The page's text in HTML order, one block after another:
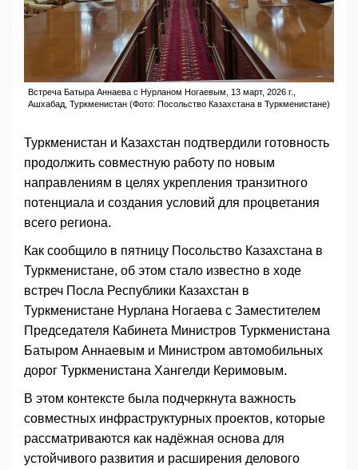
Встреча Батыра Аннаева с Нурланом Ногаевым, 13 март, 2026 г.,
Ашхабад, Туркменистан (Фото: Посольство Казахстана в Туркменистане)
Туркменистан и Казахстан подтвердили готовность
продолжить совместную работу по новым
направлениям в целях укрепления транзитного
потенциала и создания условий для процветания
всего региона.
Как сообщило в пятницу Посольство Казахстана в
Туркменистане, об этом стало известно в ходе
встреч Посла Республики Казахстан в
Туркменистане Нурлана Ногаева с Заместителем
Председателя Кабинета Министров Туркменистана
Батыром Аннаевым и Министром автомобильных
дорог Туркменистана Хангелди Керимовым.
В этом контексте была подчеркнута важность
совместных инфраструктурных проектов, которые
рассматриваются как надёжная основа для
устойчивого развития и расширения делового